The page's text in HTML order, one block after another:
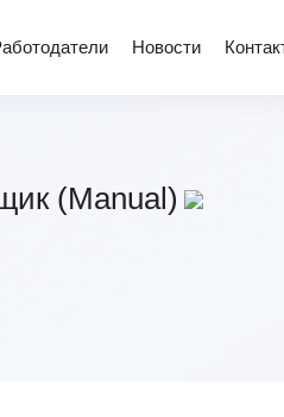
Новости
(Manual)